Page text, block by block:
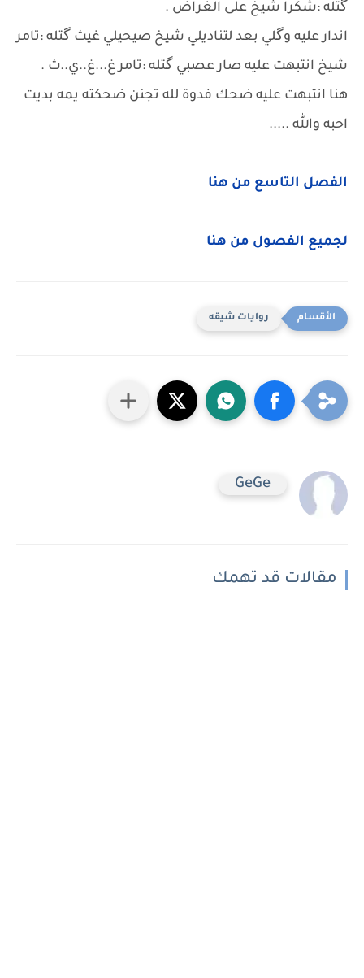
گتله :شكرا شيخ على الغراض .
اندار عليه وگلي بعد لتناديلي شيخ صيحيلي غيث گتله :تامر
شيخ انتبهت عليه صار عصبي گتله :تامر غ...غ..ي..ث .
هنا انتبهت عليه ضحك فدوة لله تجنن ضحكته يمه بديت
احبه والله .....
الفصل التاسع من هنا
لجميع الفصول من هنا
روايات شيقه
GeGe
مقالات قد تهمك